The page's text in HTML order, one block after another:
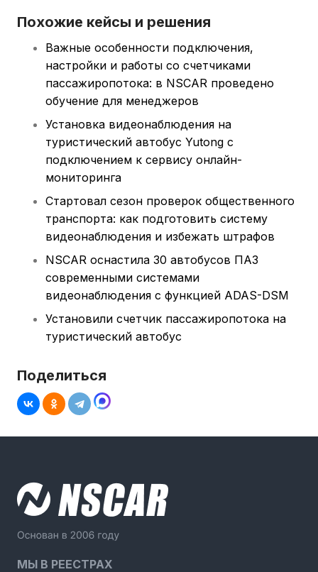
Похожие кейсы и решения
Важные особенности подключения,
настройки и работы со счетчиками
пассажиропотока: в NSCAR проведено
обучение для менеджеров
Установка видеонаблюдения на
туристический автобус Yutong с
подключением к сервису онлайн-
мониторинга
Стартовал сезон проверок общественного
транспорта: как подготовить систему
видеонаблюдения и избежать штрафов
NSCAR оснастила 30 автобусов ПАЗ
современными системами
видеонаблюдения с функцией ADAS-DSM
Установили счетчик пассажиропотока на
туристический автобус
Поделиться
МЫ В РЕЕСТРАХ